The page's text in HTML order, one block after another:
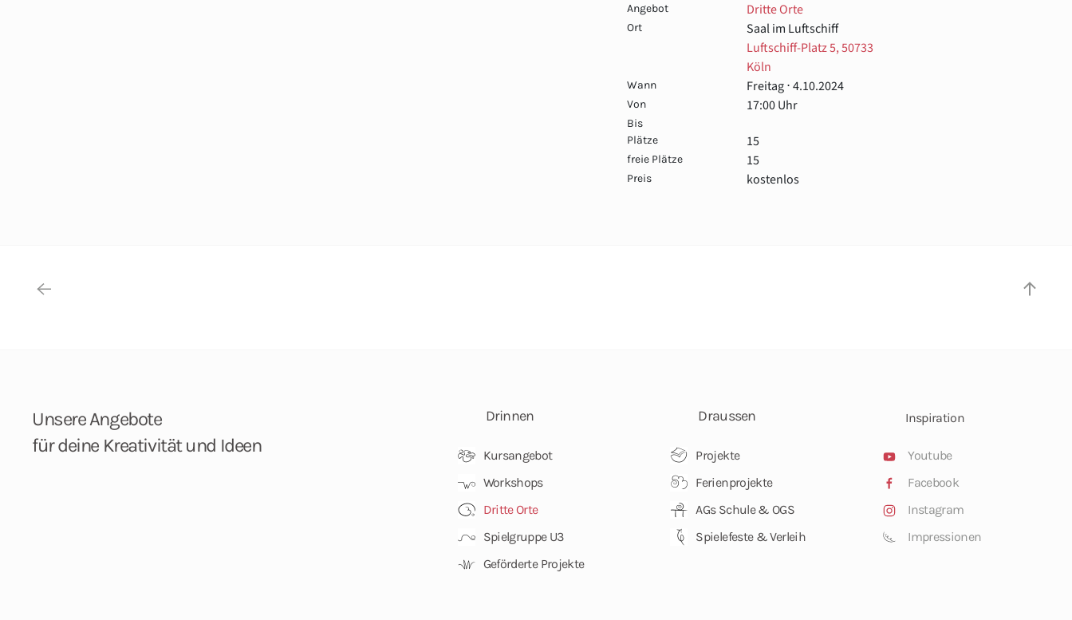
Angebot Dritte Orte
Ort
Saal im Luftschiff
Luftschiff-Platz 5, 50733
Köln
Wann Freitag ⋅ 4.10.2024
Von 17:00 Uhr
Bis
Plätze
15
freie Plätze 15
Preis kostenlos
Unsere Angebote
für deine Kreativität und Ideen
Drinnen
Kursangebot
Workshops
Dritte Orte
Spielgruppe U3
Geförderte Projekte
Draussen
Projekte
Ferienprojekte
AGs Schule & OGS
Spielefeste & Verleih
Inspiration
Youtube
Facebook
Instagram
Impressionen